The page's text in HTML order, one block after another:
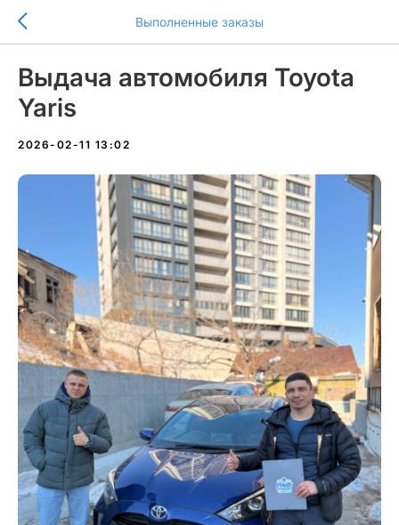
Выполненные заказы
Выдача автомобиля Toyota
Yaris
2026-02-11 13:02